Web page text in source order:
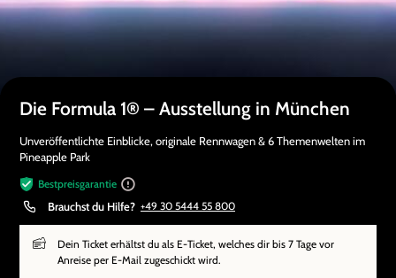
Die Formula 1® – Ausstellung in München
Unveröffentlichte Einblicke, originale Rennwagen & 6 Themenwelten im
Pineapple Park
Bestpreisgarantie
Brauchst du Hilfe? +49 30 5444 55 800
Dein Ticket erhältst du als E-Ticket, welches dir bis 7 Tage vor
Anreise per E-Mail zugeschickt wird.